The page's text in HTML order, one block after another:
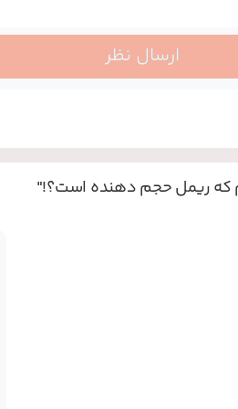
ارسال نظر
ریمل حجم دهنده است؟!"